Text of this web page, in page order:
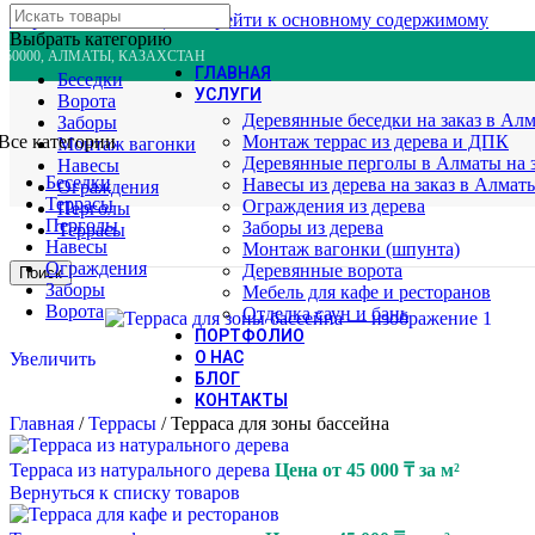
Перейти к навигации Перейти к основному содержимому
АЛМАТЫ, КАЗАХСТАН
Выбрать категорию
Беседки
Ворота
Заборы
Монтаж вагонки
Навесы
Ограждения
Перголы
Террасы
Поиск
категории
Беседки
Террасы
Перголы
Навесы
Ограждения
Заборы
Ворота
ГЛАВНАЯ
УСЛУГИ
Деревянные беседки на заказ в
Монтаж террас из дерева и ДПК
Деревянные перголы в Алматы на
Навесы из дерева на заказ в
Ограждения из дерева
Заборы из дерева
Монтаж вагонки (шпунта)
Деревянные ворота
Мебель для кафе и ресторанов
Отделка саун и бань
ПОРТФОЛИО
О НАС
БЛОГ
КОНТАКТЫ
Увеличить
Главная / Террасы / Терраса для зоны бассейна
Терраса из натурального дерева Цена от 45 000 ₸ за м²
Вернуться к списку товаров